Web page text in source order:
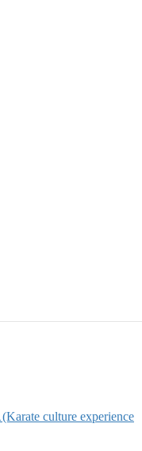
culture experience